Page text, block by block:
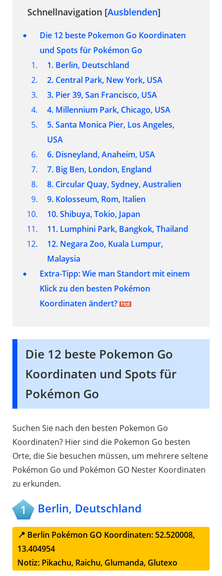
Schnellnavigation [Ausblenden]
Die 12 beste Pokemon Go Koordinaten
und Spots für Pokémon Go
1. Berlin, Deutschland
2. Central Park, New York, USA
3. Pier 39, San Francisco, USA
4. Millennium Park, Chicago, USA
5. Santa Monica Pier, Los Angeles,
USA
6. Disneyland, Anaheim, USA
7. Big Ben, London, England
8. Circular Quay, Sydney, Australien
9. Kolosseum, Rom, Italien
10. Shibuya, Tokio, Japan
11. Lumphini Park, Bangkok, Thailand
12. Negara Zoo, Kuala Lumpur,
Malaysia
Extra-Tipp: Wie man Standort mit einem
Klick zu den besten Pokémon
Koordinaten ändert?
Die 12 beste Pokemon Go
Koordinaten und Spots für
Pokémon Go
Suchen Sie nach den besten Pokemon Go
Koordinaten? Hier sind die Pokemon Go besten
Orte, die Sie besuchen müssen, um mehrere seltene
Pokémon Go und Pokémon GO Nester Koordinaten
zu erkunden.
1 Berlin, Deutschland
📍 Berlin Pokémon GO Koordinaten: 52.520008,
13.404954
Notiz: Pikachu, Raichu, Glumanda, Glutexo